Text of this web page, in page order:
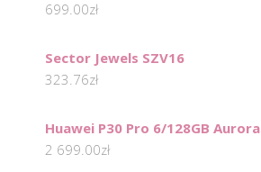
699.00zł
Sector Jewels SZV16
323.76zł
Huawei P30 Pro 6/128GB Aurora
2 699.00zł